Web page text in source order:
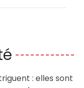
: elles sont